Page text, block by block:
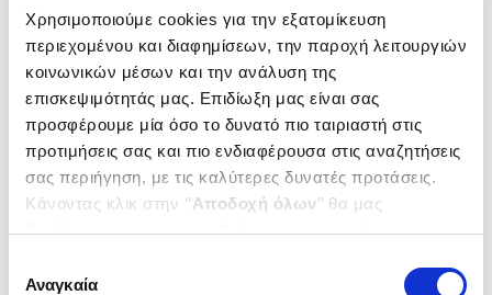
Χρησιμοποιούμε cookies για την εξατομίκευση
περιεχομένου και διαφημίσεων, την παροχή λειτουργιών
κοινωνικών μέσων και την ανάλυση της
επισκεψιμότητάς μας. Επιδίωξη μας είναι σας
προσφέρουμε μία όσο το δυνατό πιο ταιριαστή στις
προτιμήσεις σας και πιο ενδιαφέρουσα στις αναζητήσεις
σας περιήγηση, με τις καλύτερες δυνατές προτάσεις.
Κάνοντας κλικ στην ‘’Αποδοχή όλων’’ θα μας
βοηθήσετε να ανταποκριθούμε στα παραπάνω.
ενδιαφέρουν και να επιλέξετε από τα παρακάτω με την
συγκατάθεσης
Αναγκαία
ιστορικά συλλογικά υποκείμενα, όπως Σταλινικοί,
Αρχείοι, Τροτσκιστές, Ανωνυμίτες, Εσπεραντιστές.